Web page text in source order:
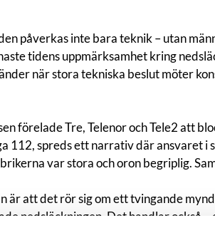
påverkas inte bara teknik – utan
tidens uppmärksamhet kring
när stora tekniska beslut möter
förelade Tre, Telenor och Tele2 att
112, spreds ett narrativ där ansvaret i
var stora och oron begriplig.
är att det rör sig om ett tvingande
nedsläckningen. Det handlar också